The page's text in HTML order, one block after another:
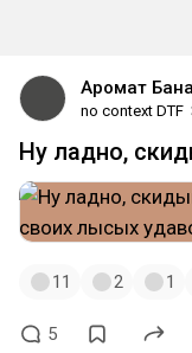
Аромат
no context DTF
Ну ладно,
11 2 1
5